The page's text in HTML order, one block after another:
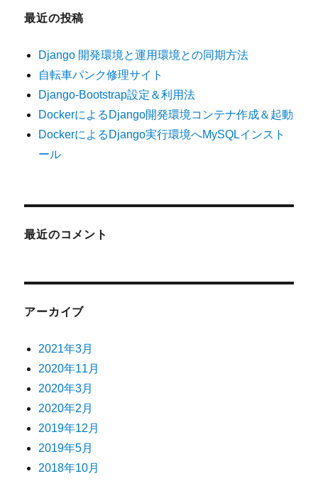
最近の投稿
Django 開発環境と運用環境との同期方法
自転車パンク修理サイト
Django-Bootstrap設定＆利用法
DockerによるDjango開発環境コンテナ作成＆起動
DockerによるDjango実行環境へMySQLインスト
ール
最近のコメント
アーカイブ
2021年3月
2020年11月
2020年3月
2020年2月
2019年12月
2019年5月
2018年10月